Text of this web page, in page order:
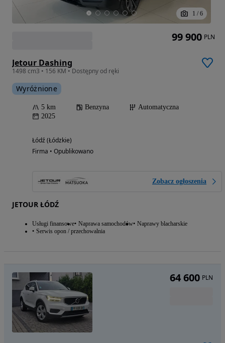
1 / 6
Jetour Dashing
1498 cm3 • 156 KM • Dostępny od ręki
Wyróżnione
5 km Benzyna
Automatyczna
2025
Łódź (Łódzkie)
Firma • Opublikowano
Zobacz ogłoszenia
JETOUR ŁÓDŹ
Usługi finansowe Naprawa samochodów Naprawy blacharskie
Serwis opon / przechowalnia
99 900 PLN
64 600 PLN